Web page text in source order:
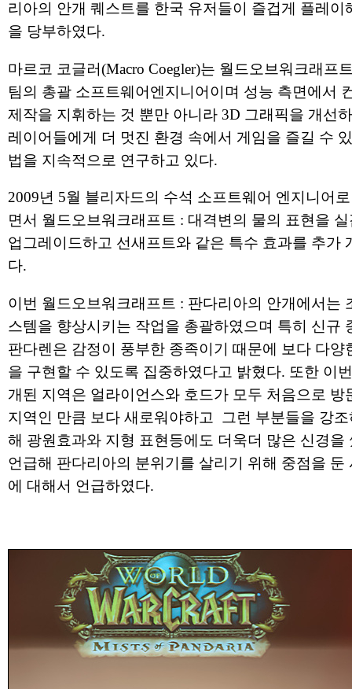
리아의 안개 퀘스트를 한국 유저들이 즐겁게 플레이
을 당부하였다.
마르코 코글러(Macro Coegler)는 월드오브워크래프
팀의 총괄 소프트웨어엔지니어이며 성능 측면에서
제작을 지휘하는 것 뿐만 아니라 3D 그래픽을 개선
레이어들에게 더 멋진 환경 속에서 게임을 즐길 수
법을 지속적으로 연구하고 있다.
2009년 5월 블리자드의 수석 소프트웨어 엔지니어
면서 월드오브워크래프트 : 대격변의 물의 표현을
업그레이드하고 선새프트와 같은 특수 효과를 추가
다.
이번 월드오브워크래프트 : 판다리아의 안개에서는
스템을 향상시키는 작업을 총괄하였으며 특히 신규
판다렌은 감정이 풍부한 종족이기 때문에 보다 다양
을 구현할 수 있도록 집중하였다고 밝혔다. 또한 이
개된 지역은 얼라이언스와 호드가 모두 처음으로 방
지역인 만큼 보다 새로워야하고 그런 부분들을 강
해 광원효과와 지형 표현등에도 더욱더 많은 신경을
언급해 판다리아의 분위기를 살리기 위해 중점을 둔
에 대해서 언급하였다.